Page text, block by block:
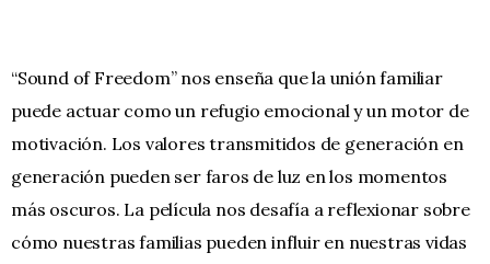
“Sound of Freedom” nos enseña que la unión familiar
puede actuar como un refugio emocional y un motor de
motivación. Los valores transmitidos de generación en
generación pueden ser faros de luz en los momentos
más oscuros. La película nos desafía a reflexionar sobre
cómo nuestras familias pueden influir en nuestras vidas